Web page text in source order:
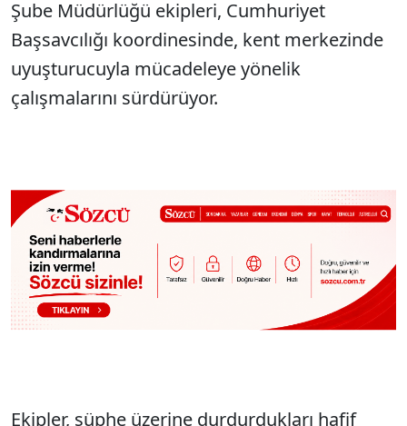
Şube Müdürlüğü ekipleri, Cumhuriyet
Başsavcılığı koordinesinde, kent merkezinde
uyuşturucuyla mücadeleye yönelik
çalışmalarını sürdürüyor.
Ekipler, şüphe üzerine durdurdukları hafif